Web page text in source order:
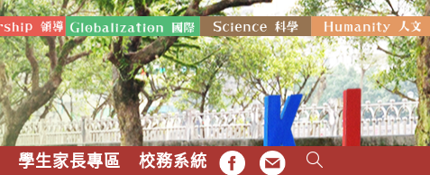
學生家長專區 校務系統 FB EMAIL